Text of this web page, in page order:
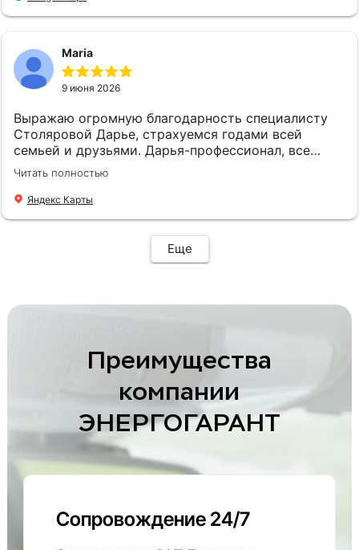
Maria
9 июня 2026
Выражаю огромную благодарность специалисту
Столяровой Дарье, страхуемся годами всей
семьей и друзьями. Дарья-профессионал, все
подскажет, подберет, посоветует. Рекомендую!
Читать полностью
Яндекс Карты
Еще
Преимущества
компании
ЭНЕРГОГАРАНТ
Сопровождение 24/7